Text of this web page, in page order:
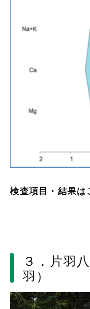
検査項目・結果は
３．片羽
羽）